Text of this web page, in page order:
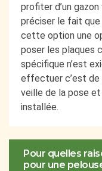
profiter d’un
préciser le fait
cette option une
poser les plaques
spécifique n’est
effectuer c’est de
veille de la pose
installée.
Pour quelles
pour une